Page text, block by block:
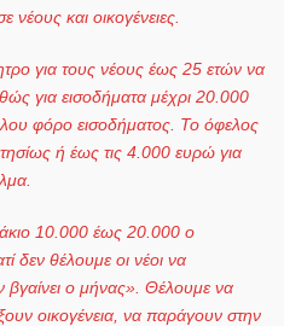
νέους και οικογένειες.
για τους νέους έως 25 ετών να
για εισοδήματα μέχρι 20.000
φόρο εισοδήματος. Το όφελος
ή έως τις 4.000 ευρώ για
10.000 έως 20.000 ο
δεν θέλουμε οι νέοι να
βγαίνει ο μήνας». Θέλουμε να
οικογένεια, να παράγουν στην